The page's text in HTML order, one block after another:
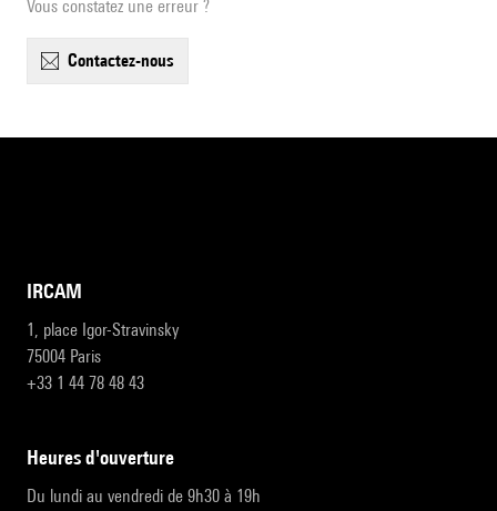
Vous constatez une erreur ?
contactez-nous
IRCAM
1, place Igor-Stravinsky
75004 Paris
+33 1 44 78 48 43
heures d'ouverture
Du lundi au vendredi de 9h30 à 19h